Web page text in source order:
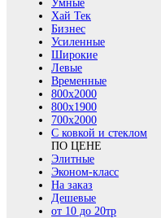
Умные
Хай Тек
Бизнес
Усиленные
Широкие
Левые
Временные
800х2000
800x1900
700x2000
С ковкой и стеклом
ПО ЦЕНЕ
Элитные
Эконом-класс
На заказ
Дешевые
от 10 до 20тр